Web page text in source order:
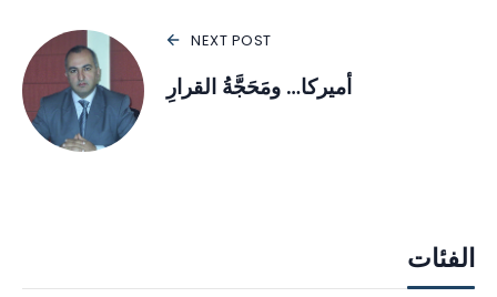
NEXT POST
أميركا… ومَحَجَّةُ القرارِ
الفئات